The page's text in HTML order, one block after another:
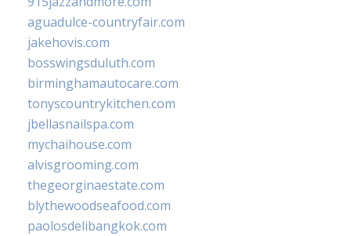
aguadulce-countryfair.com
jakehovis.com
bosswingsduluth.com
birminghamautocare.com
tonyscountrykitchen.com
jbellasnailspa.com
mychaihouse.com
alvisgrooming.com
thegeorginaestate.com
blythewoodseafood.com
paolosdelibangkok.com